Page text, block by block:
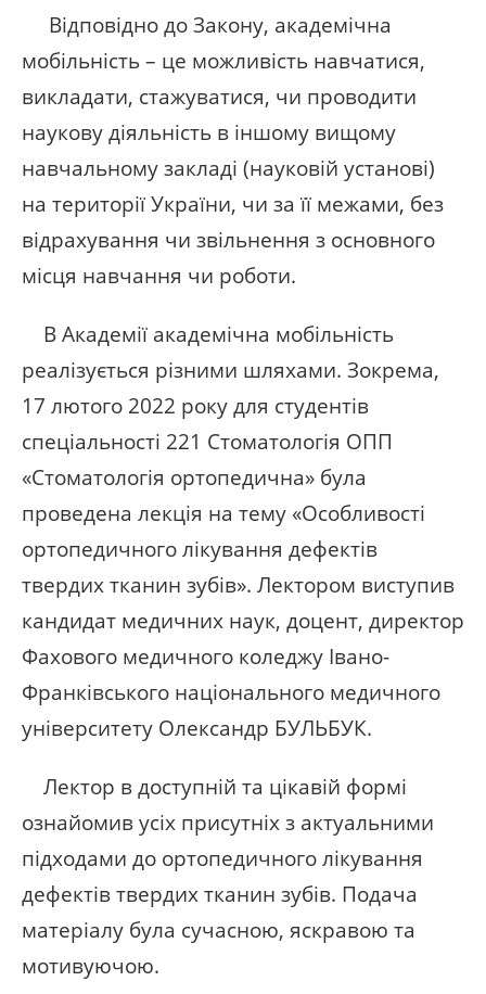
Відповідно до Закону, академічна
мобільність – це можливість навчатися,
викладати, стажуватися, чи проводити
наукову діяльність в іншому вищому
навчальному закладі (науковій установі)
на території України, чи за її межами, без
відрахування чи звільнення з основного
місця навчання чи роботи.
В Академії академічна мобільність
реалізується різними шляхами. Зокрема,
17 лютого 2022 року для студентів
спеціальності 221 Стоматологія ОПП
«Стоматологія ортопедична» була
проведена лекція на тему «Особливості
ортопедичного лікування дефектів
твердих тканин зубів». Лектором виступив
кандидат медичних наук, доцент, директор
Фахового медичного коледжу Івано-
Франківського національного медичного
університету Олександр БУЛЬБУК.
Лектор в доступній та цікавій формі
ознайомив усіх присутніх з актуальними
підходами до ортопедичного лікування
дефектів твердих тканин зубів. Подача
матеріалу була сучасною, яскравою та
мотивуючою.